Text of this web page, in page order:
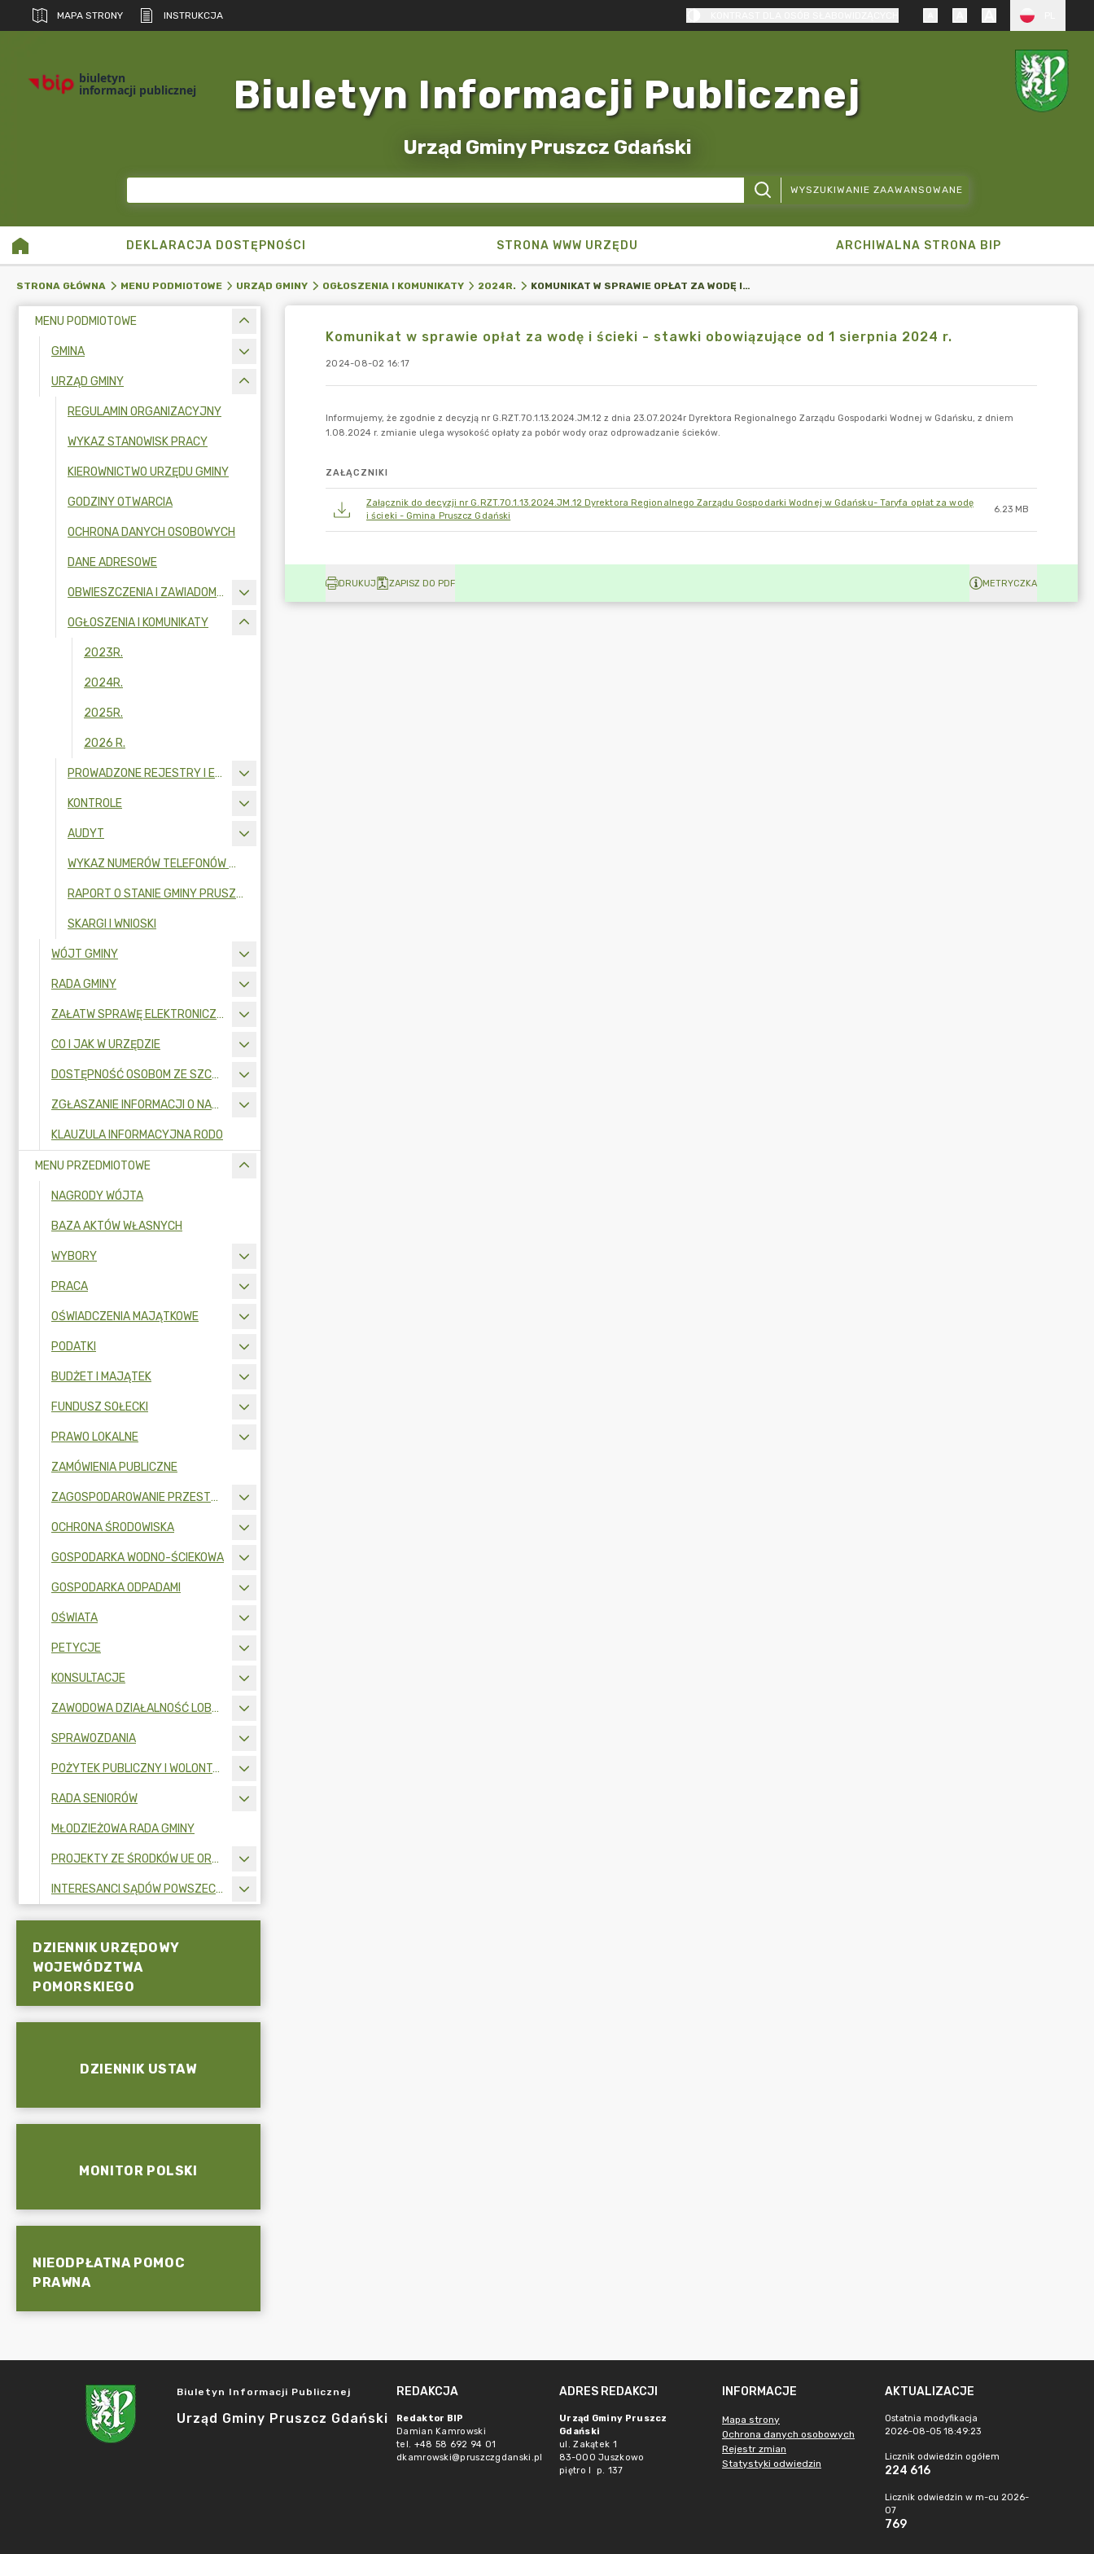
MAPA STRONY INSTRUKCJA
biuletyn
informacji publicznej Biuletyn Informacji Publicznej
Urząd Gminy Pruszcz Gdański
WYSZUKIWANIE ZAAWANSOWANE
DEKLARACJA DOSTĘPNOŚCI STRONA WWW URZĘDU ARCHIWALNA STRONA BIP
STRONA GŁÓWNA MENU PODMIOTOWE URZĄD GMINY OGŁOSZENIA I KOMUNIKATY 2024R. KOMUNIKAT W SPRAWIE OPŁAT ZA WODĘ I ŚCIEKI - STAWKI OBOWIĄZUJĄCE OD 1 SIERPNIA 2024 R.
MENU PODMIOTOWE
GMINA
URZĄD GMINY
REGULAMIN ORGANIZACYJNY
WYKAZ STANOWISK PRACY
KIEROWNICTWO URZĘDU GMINY
GODZINY OTWARCIA
OCHRONA DANYCH OSOBOWYCH
DANE ADRESOWE
OBWIESZCZENIA I ZAWIADOMIENIA
OGŁOSZENIA I KOMUNIKATY
2023R.
2024R.
2025R.
2026 R.
PROWADZONE REJESTRY I EWIDENCJE
KONTROLE
AUDYT
WYKAZ NUMERÓW TELEFONÓW W URZĘDZIE GMINY
RAPORT O STANIE GMINY PRUSZCZ GDAŃSKI
SKARGI I WNIOSKI
WÓJT GMINY
RADA GMINY
ZAŁATW SPRAWĘ ELEKTRONICZNIE
CO I JAK W URZĘDZIE
DOSTĘPNOŚĆ OSOBOM ZE SZCZEGÓLNYMI POTRZEBAMI
ZGŁASZANIE INFORMACJI O NARUSZENIU PRAWA I OCHRONA SYGNALISTÓW
KLAUZULA INFORMACYJNA RODO
MENU PRZEDMIOTOWE
NAGRODY WÓJTA
BAZA AKTÓW WŁASNYCH
WYBORY
PRACA
OŚWIADCZENIA MAJĄTKOWE
PODATKI
BUDŻET I MAJĄTEK
FUNDUSZ SOŁECKI
PRAWO LOKALNE
ZAMÓWIENIA PUBLICZNE
ZAGOSPODAROWANIE PRZESTRZENNE
OCHRONA ŚRODOWISKA
GOSPODARKA WODNO-ŚCIEKOWA
GOSPODARKA ODPADAMI
OŚWIATA
PETYCJE
KONSULTACJE
ZAWODOWA DZIAŁALNOŚĆ LOBBINGOWA
SPRAWOZDANIA
POŻYTEK PUBLICZNY I WOLONTARIAT
RADA SENIORÓW
MŁODZIEŻOWA RADA GMINY
PROJEKTY ZE ŚRODKÓW UE ORAZ FUNDUSZY ZEWNĘTRZNYCH
INTERESANCI SĄDÓW POWSZECHNYCH
DZIENNIK URZĘDOWY
WOJEWÓDZTWA
POMORSKIEGO
DZIENNIK USTAW
MONITOR POLSKI
NIEODPŁATNA POMOC
PRAWNA
Komunikat w sprawie opłat za wodę i ścieki - stawki obowiązujące od 1 sierpnia 2024 r.
2024-08-02 16:17
ZAŁĄCZNIKI
Załącznik do decyzji nr G.RZT.70.1.13.2024.JM.12 Dyrektora Regionalnego Zarządu Gospodarki Wodnej w Gdańsku- Taryfa opłat za wodę
i ścieki - Gmina Pruszcz Gdański
6.23 MB
DRUKUJ ZAPISZ DO PDF METRYCZKA
Biuletyn Informacji Publicznej
Urząd Gminy Pruszcz Gdański
REDAKCJA
Redaktor BIP
Damian Kamrowski
tel. +48 58 692 94 01
dkamrowski@pruszczgdanski.pl
ADRES REDAKCJI
Urząd Gminy Pruszcz
Gdański
ul. Zakątek 1
83-000 Juszkowo
piętro I p. 137
INFORMACJE
Mapa strony
Ochrona danych osobowych
Rejestr zmian
Statystyki odwiedzin
AKTUALIZACJE
Ostatnia modyfikacja
2026-08-05 18:49:23
Licznik odwiedzin ogółem
224 616
Licznik odwiedzin w m-cu 2026-
07
769